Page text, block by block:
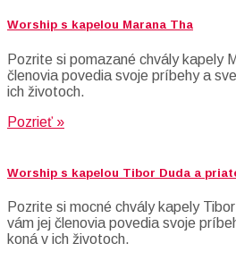
Worship s kapelou Marana Tha
Pozrite si pomazané chvály kapely
členovia povedia svoje príbehy a
ich životoch.
Pozrieť »
Worship s kapelou Tibor Duda a
Pozrite si mocné chvály kapely
vám jej členovia povedia svoje
koná v ich životoch.